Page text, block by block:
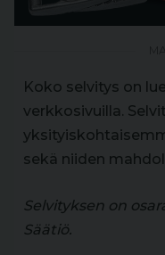
Koko selvitys on
verkkosivuilla.
sekä niiden
Selvityksen on
Säätiö.